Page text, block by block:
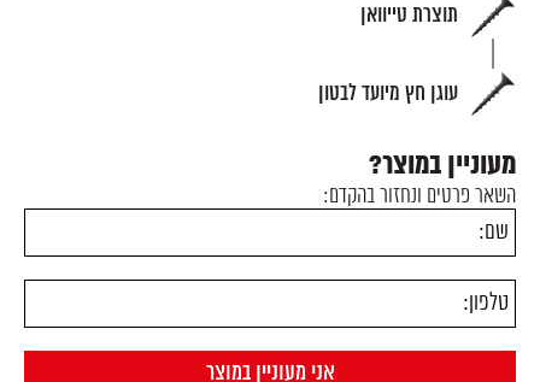
תוצרת טייוואן
עוגן חץ מיועד לבטון
מעוניין במוצר?
השאר פרטים ונחזור בהקדם: